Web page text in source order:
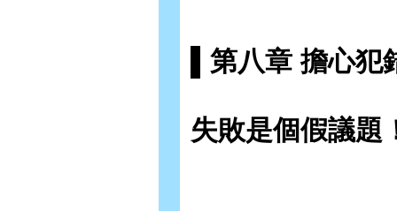
▌第八章 擔心犯
失敗是個假議題